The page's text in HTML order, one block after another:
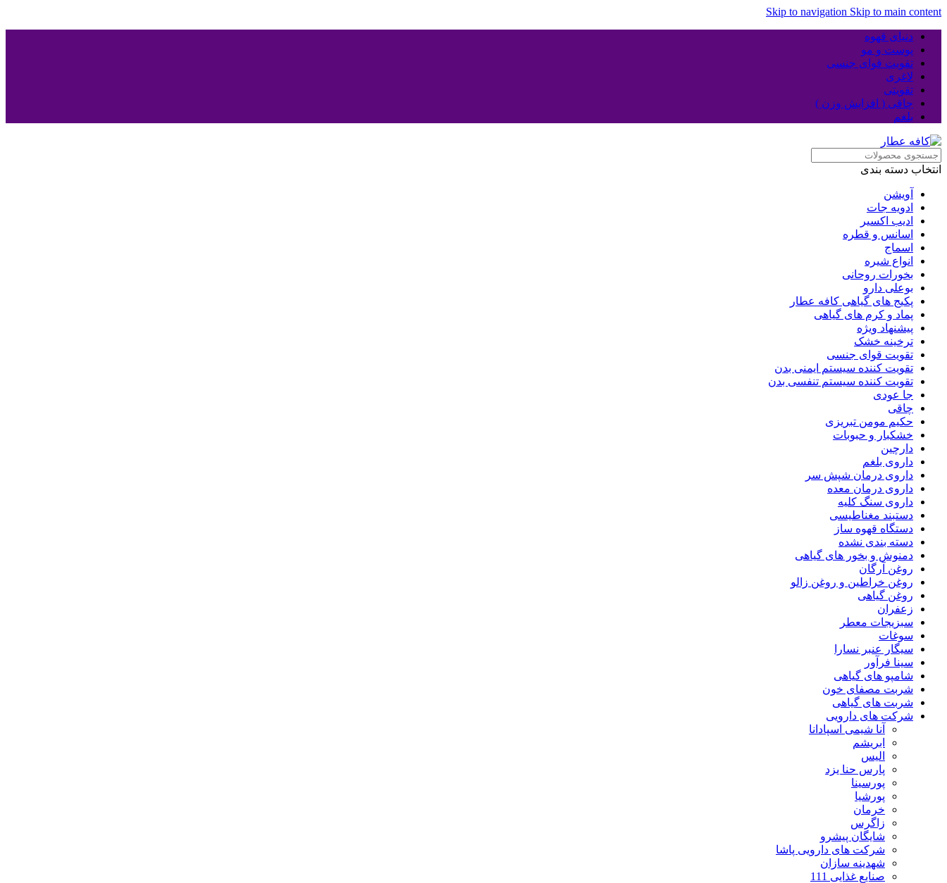
Skip to navigation Skip to main content
دنیای قهوه
پوست و مو
تقویت قوای جنسی
لاغری
تقویتی
چاقی ( افزایش وزن )
بلغم
انتخاب دسته بندی
آویشن
ادویه جات
ادیب اکسیر
اسانس و قطره
اسماج
انواع شیره
بخورات روحانی
بوعلی دارو
پکیج های گیاهی کافه عطار
پماد و کرم های گیاهی
پیشنهاد ویژه
ترخینه خشک
تقویت قوای جنسی
تقویت کننده سیستم ایمنی بدن
تقویت کننده سیستم تنفسی بدن
جا عودی
چاقی
حکیم مومن تبریزی
خشکبار و حبوبات
دارچین
داروی بلغم
داروی درمان شپش سر
داروی درمان معده
داروی سنگ کلیه
دستبند مغناطیسی
دستگاه قهوه ساز
دسته بندی نشده
دمنوش و بخور های گیاهی
روغن آرگان
روغن خراطین و روغن زالو
روغن گیاهی
زعفران
سبزیجات معطر
سوغات
سیگار عنبر نسارا
سینا فرآور
شامپو های گیاهی
شربت مصفای خون
شربت های گیاهی
شرکت های دارویی
آنا شیمی اسپادانا
ابریشم
الیس
پارس حنا یزد
پورسینا
پورشیا
خرمان
زاگرس
شایگان پیشرو
شرکت های دارویی پاشا
شهدینه سازان
صنایع غذایی 111